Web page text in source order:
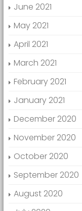
June 2021
May 2021
April 2021
March 2021
February 2021
January 2021
December 2020
November 2020
October 2020
September 2020
August 2020